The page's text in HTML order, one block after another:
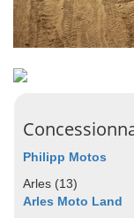
Philipp Motos
Arles (13)
Arles Moto Land